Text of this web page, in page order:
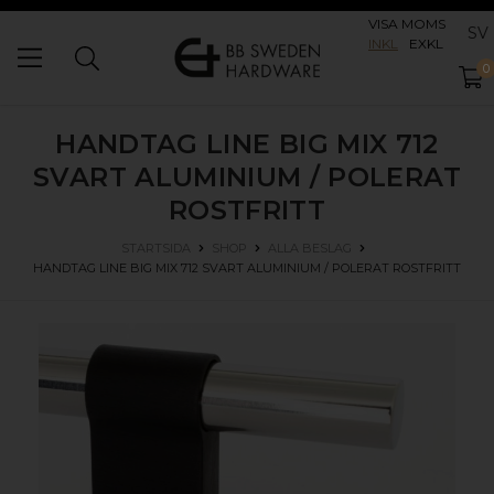
VISA MOMS
INKL
EXKL SV
0
HANDTAG LINE BIG MIX 712
SVART ALUMINIUM / POLERAT
ROSTFRITT
STARTSIDA SHOP
ALLA BESLAG
HANDTAG LINE BIG MIX 712 SVART ALUMINIUM / POLERAT ROSTFRITT